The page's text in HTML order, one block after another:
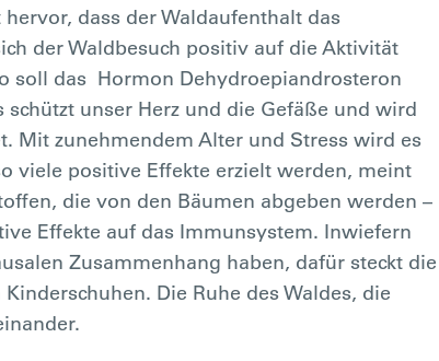
dass der Waldaufenthalt das
der Waldbesuch positiv auf die Aktivität
soll das Hormon Dehydroepiandrosteron
unser Herz und die Gefäße und wird
Mit zunehmendem Alter und Stress wird es
viele positive Effekte erzielt werden, meint
die von den Bäumen abgeben werden –
Effekte auf das Immunsystem. Inwiefern
Zusammenhang haben, dafür steckt die
Die Ruhe des Waldes, die